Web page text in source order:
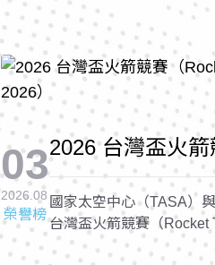
03
2026.08
榮譽榜
2026 台灣盃火
Cup 2026, RTC
國家太空中心（TASA）
台灣盃火箭競賽（Rocket